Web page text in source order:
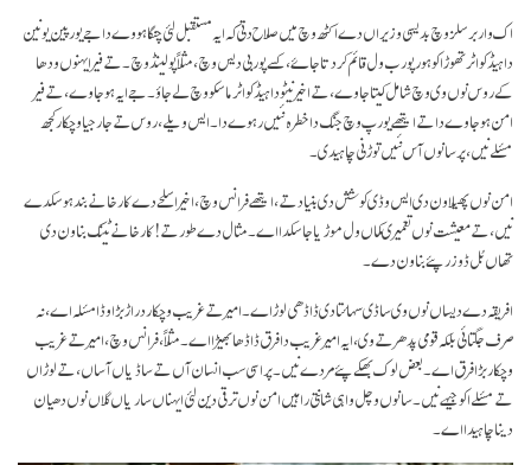
اک وار برسلز وچ بدیسی وزیراں دے اکٹھ وچ میں صلاح دتی کہ ایہ مستقبل لئی چنگا ہووے دا جے یورپین یونین
دا ہیڈ کواٹر تھوڑا کو ہور پورب ول قائم کر دتا جاۓ، کسے پوربی دیس وچ، مثلاً پولینڈ وچ۔ تے فیر ایہنوں ودھا
کے روس نوں وی وچ شامل کیتا جاوے، تے اخیر نیٹو دا ہیڈ کواٹر ماسکو وچ لے جاؤ۔ جے ایہ ہو جاوے، تے فیر
امن ہو جاوے دا تے ایتھے یورپ وچ جنگ دا خطرہ نئیں رہوے دا۔ ایس ویلے، روس تے جارجیا وچکار کجھ
مسٔلے نیں، پر سانوں آس نئیں توڑنی چاہیدی۔
امن نوں پھیلاون دی ایس وڈی کوشش دی بنیاد تے، ایتھے فرانس وچ، اخیر اسلحے دے کارخانے بند ہو سکدے
نیں، تے معیشت نوں تعمیری کماں ول موڑیا جا سکدا اے۔ مثال دے طور تے! کارخانے ٹینک بناون دی
تھاں بُل ڈوزر پئے بناون دے۔
افریقہ دے دیساں نوں وی ساڈی سہائتا دی ڈاڈھی لوڑ اے۔ امیر تے غریب وچکار دراڑ بڑا وڈا مسٔلہ اے، نہ
صرف جگتائی بلکہ قومی پدھر تے وی، ایہ امیر غریب دا فرق ڈاڈھا بھیڑا اے۔ مثلاً، فرانس وچ، امیر تے غریب
وچکار بڑا فرق اے۔ بعض لوک بھکے پئے مردے نیں۔ پر اسی سب انسان آں تے ساڈیاں آساں، تے لوڑاں
تے مسٔلے اکو جیہے نیں۔ سانوں وچل واہی شانتی راہیں امن نوں ترقی دین لئی ایہناں ساریاں گلاں نوں دھیان
دینا چاہیدا اے۔